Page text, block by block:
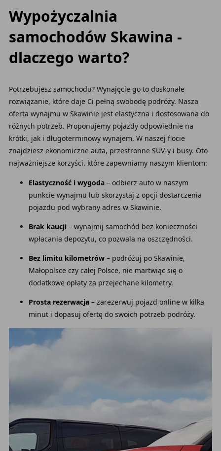
Wypożyczalnia
samochodów Skawina -
dlaczego warto?
Potrzebujesz samochodu? Wynajęcie go to doskonałe
rozwiązanie, które daje Ci pełną swobodę podróży. Nasza
oferta wynajmu w Skawinie jest elastyczna i dostosowana do
różnych potrzeb. Proponujemy pojazdy odpowiednie na
krótki, jak i długoterminowy wynajem. W naszej flocie
znajdziesz ekonomiczne auta, przestronne SUV-y i busy. Oto
najważniejsze korzyści, które zapewniamy naszym klientom:
Elastyczność i wygoda– odbierz auto w naszym
punkcie wynajmu lub skorzystaj z opcji dostarczenia
pojazdu pod wybrany adres w Skawinie.
Brak kaucji– wynajmij samochód bez konieczności
wpłacania depozytu, co pozwala na oszczędności.
Bez limitu kilometrów– podróżuj po Skawinie,
Małopolsce czy całej Polsce, nie martwiąc się o
dodatkowe opłaty za przejechane kilometry.
Prosta rezerwacja– zarezerwuj pojazd online w kilka
minut i dopasuj ofertę do swoich potrzeb podróży.